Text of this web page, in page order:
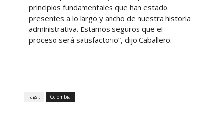
principios fundamentales que han estado
presentes a lo largo y ancho de nuestra historia
administrativa. Estamos seguros que el
proceso será satisfactorio”, dijo Caballero.
Tags : Colombia